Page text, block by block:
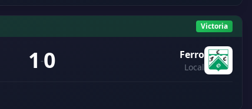
Victoria
1 -0 Ferro
Local